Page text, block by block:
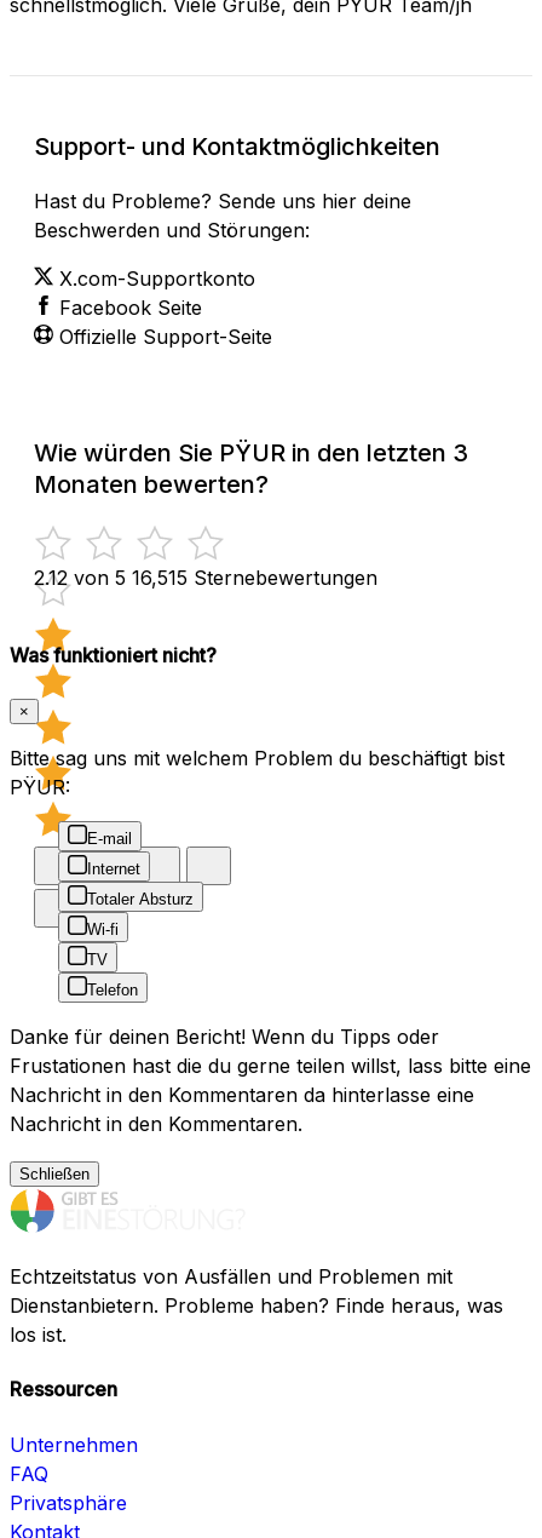
Support- und Kontaktmöglichkeiten
Hast du Probleme? Sende uns hier deine
Beschwerden und Störungen:
X.com-Supportkonto
Facebook Seite
Offizielle Support-Seite
Wie würden Sie PŸUR in den letzten 3
Monaten bewerten?
2.12 von 5 16,515 Sternebewertungen
Was funktioniert nicht?
×
Bitte sag uns mit welchem Problem du beschäftigt bist
PŸUR:
E-mail
Internet
Totaler Absturz
Wi-fi
TV
Telefon
Danke für deinen Bericht! Wenn du Tipps oder
Frustationen hast die du gerne teilen willst, lass bitte eine
Nachricht in den Kommentaren da hinterlasse eine
Nachricht in den Kommentaren.
Schließen
Echtzeitstatus von Ausfällen und Problemen mit
Dienstanbietern. Probleme haben? Finde heraus, was
los ist.
Ressourcen
Unternehmen
FAQ
Privatsphäre
Kontakt